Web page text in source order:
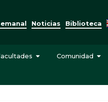
Noticias Biblioteca
Comunidad